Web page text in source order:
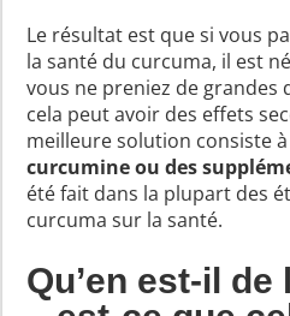
Le résultat est que si vous
la santé du curcuma, il est
vous ne preniez de grandes
cela peut avoir des effets
meilleure solution consiste
curcumine ou des
été fait dans la plupart des
curcuma sur la santé.
Qu’en est-il